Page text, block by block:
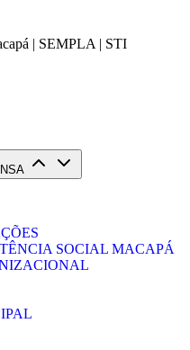
| SEMPLA | STI
SOCIAL MACAPÁ